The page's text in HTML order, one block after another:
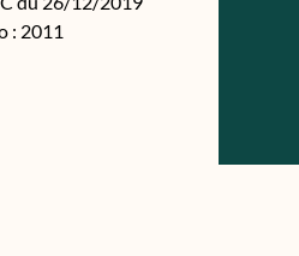
: 2011